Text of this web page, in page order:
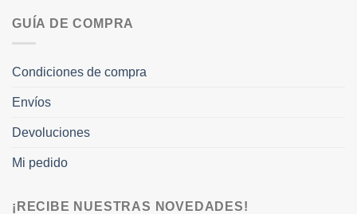
GUÍA DE COMPRA
Condiciones de compra
Envíos
Devoluciones
Mi pedido
¡RECIBE NUESTRAS NOVEDADES!